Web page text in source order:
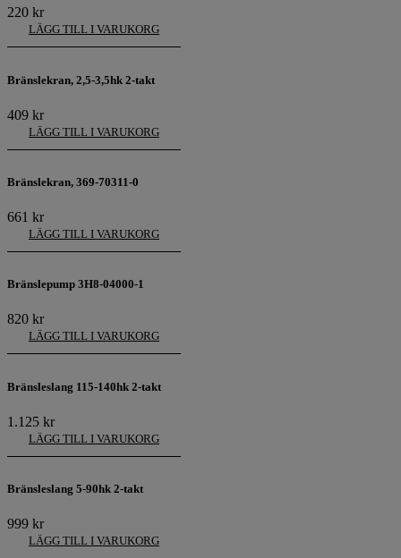
220 kr
LÄGG TILL I VARUKORG
Bränslekran, 2,5-3,5hk 2-takt
409 kr
LÄGG TILL I VARUKORG
Bränslekran, 369-70311-0
661 kr
LÄGG TILL I VARUKORG
Bränslepump 3H8-04000-1
820 kr
LÄGG TILL I VARUKORG
Bränsleslang 115-140hk 2-takt
1.125 kr
LÄGG TILL I VARUKORG
Bränsleslang 5-90hk 2-takt
999 kr
LÄGG TILL I VARUKORG